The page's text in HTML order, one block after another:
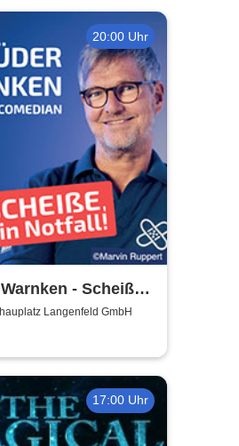
20:00 Uhr
- Scheiße,
Langenfeld GmbH
17:00 Uhr